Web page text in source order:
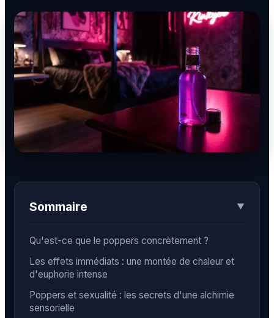
Suivez-nous
Liens utilesSommaire ▼
Qu'est-ce que le poppers concrètement ?
Les effets immédiats : une montée de chaleur et
d'euphorie intense
Poppers et sexualité : les secrets d'une alchimie
sensorielle